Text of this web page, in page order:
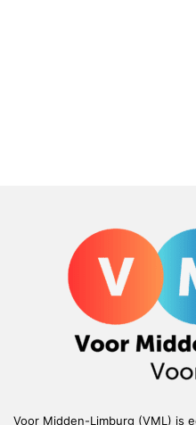
Voor Midden-Limburg (VML) is